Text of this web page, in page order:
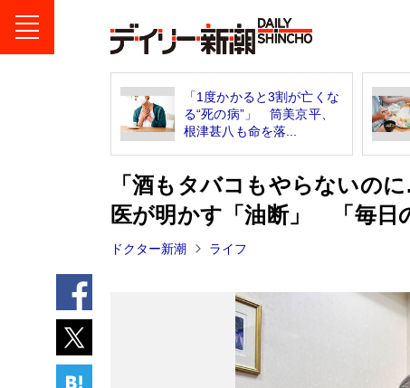
「1度かかると3割が亡くな
る“死の病”」 筒美京平、
根津甚八も命を落...
「酒もタバコもやらないの
医が明かす「油断」 「毎日
ドクター新潮 ライフ